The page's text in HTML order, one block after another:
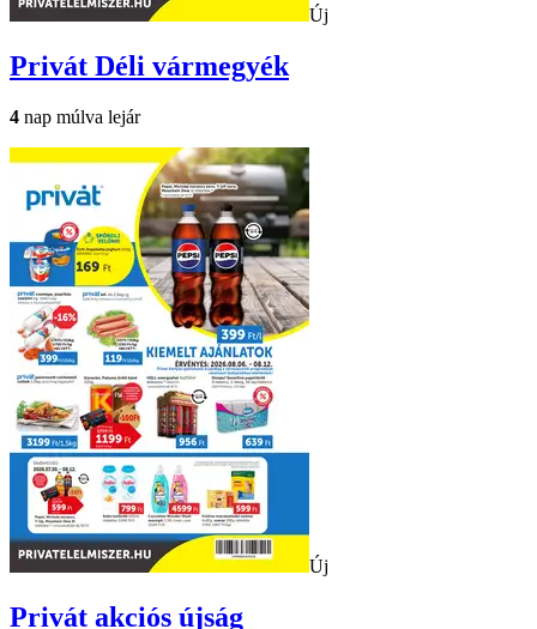
Új
Privát Déli vármegyék
4 nap múlva lejár
Új
Privát akciós újság